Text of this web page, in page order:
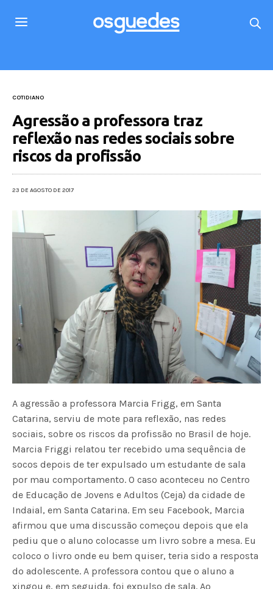
COTIDIANO
Agressão a professora traz
reflexão nas redes sociais sobre
riscos da profissão
23 DE AGOSTO DE 2017
A agressão a professora Marcia Frigg, em Santa
Catarina, serviu de mote para reflexão, nas redes
sociais, sobre os riscos da profissão no Brasil de hoje.
Marcia Friggi relatou ter recebido uma sequência de
socos depois de ter expulsado um estudante de sala
por mau comportamento. O caso aconteceu no Centro
de Educação de Jovens e Adultos (Ceja) da cidade de
Indaial, em Santa Catarina. Em seu Facebook, Marcia
afirmou que uma discussão começou depois que ela
pediu que o aluno colocasse um livro sobre a mesa. Eu
coloco o livro onde eu bem quiser, teria sido a resposta
do adolescente. A professora contou que o aluno a
xingou e, em seguida, foi expulso de sala. Ao